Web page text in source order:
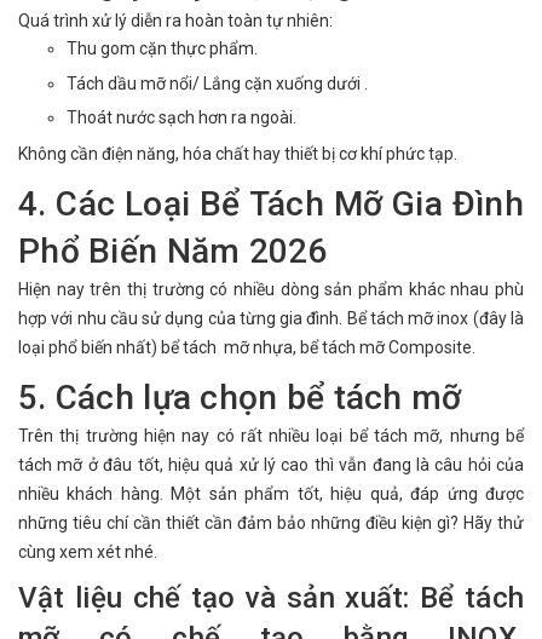
Quá trình xử lý diễn ra hoàn toàn tự nhiên:
Thu gom cặn thực phẩm.
Tách dầu mỡ nổi/ Lắng cặn xuống dưới .
Thoát nước sạch hơn ra ngoài.
Không cần điện năng, hóa chất hay thiết bị cơ khí phức tạp.
4. Các Loại Bể Tách Mỡ Gia Đình
Phổ Biến Năm 2026
Hiện nay trên thị trường có nhiều dòng sản phẩm khác nhau phù
hợp với nhu cầu sử dụng của từng gia đình. Bể tách mỡ inox (đây là
loại phổ biến nhất) bể tách mỡ nhựa, bể tách mỡ Composite.
5. Cách lựa chọn bể tách mỡ
Trên thị trường hiện nay có rất nhiều loại bể tách mỡ, nhưng bể
tách mỡ ở đâu tốt, hiệu quả xử lý cao thì vẫn đang là câu hỏi của
nhiều khách hàng. Một sản phẩm tốt, hiệu quả, đáp ứng được
những tiêu chí cần thiết cần đảm bảo những điều kiện gì? Hãy thử
cùng xem xét nhé.
Vật liệu chế tạo và sản xuất: Bể tách